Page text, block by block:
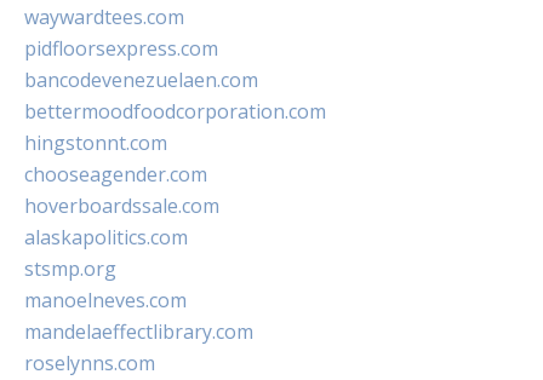
waywardtees.com
pidfloorsexpress.com
bancodevenezuelaen.com
bettermoodfoodcorporation.com
hingstonnt.com
chooseagender.com
hoverboardssale.com
alaskapolitics.com
stsmp.org
manoelneves.com
mandelaeffectlibrary.com
roselynns.com